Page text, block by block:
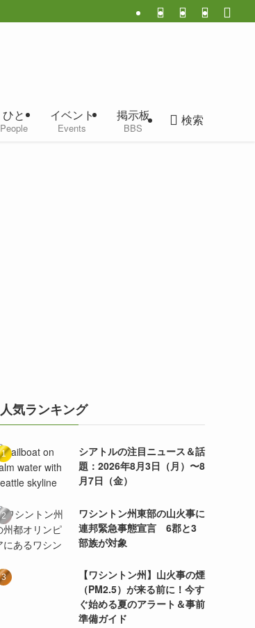
ひと
People
イベント
Events
掲示板
BBS
検索
人気ランキング
シアトルの注目ニュース＆話
題：2026年8月3日（月）〜8
月7日（金）
ワシントン州東部の山火事に
連邦緊急事態宣言 6郡と3
部族が対象
【ワシントン州】山火事の煙
（PM2.5）が来る前に！今す
ぐ始める夏のアラート＆事前
準備ガイド